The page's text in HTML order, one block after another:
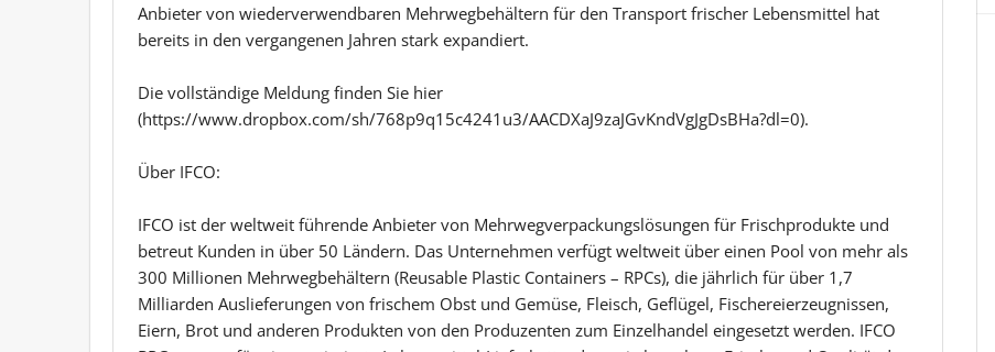
Anbieter von wiederverwendbaren Mehrwegbehältern für den Transport frischer Lebensmittel hat
bereits in den vergangenen Jahren stark expandiert.
Die vollständige Meldung finden Sie hier
(https://www.dropbox.com/sh/768p9q15c4241u3/AACDXaJ9zaJGvKndVgJgDsBHa?dl=0).
Über IFCO:
IFCO ist der weltweit führende Anbieter von Mehrwegverpackungslösungen für Frischprodukte und
betreut Kunden in über 50 Ländern. Das Unternehmen verfügt weltweit über einen Pool von mehr als
300 Millionen Mehrwegbehältern (Reusable Plastic Containers – RPCs), die jährlich für über 1,7
Milliarden Auslieferungen von frischem Obst und Gemüse, Fleisch, Geflügel, Fischereierzeugnissen,
Eiern, Brot und anderen Produkten von den Produzenten zum Einzelhandel eingesetzt werden. IFCO